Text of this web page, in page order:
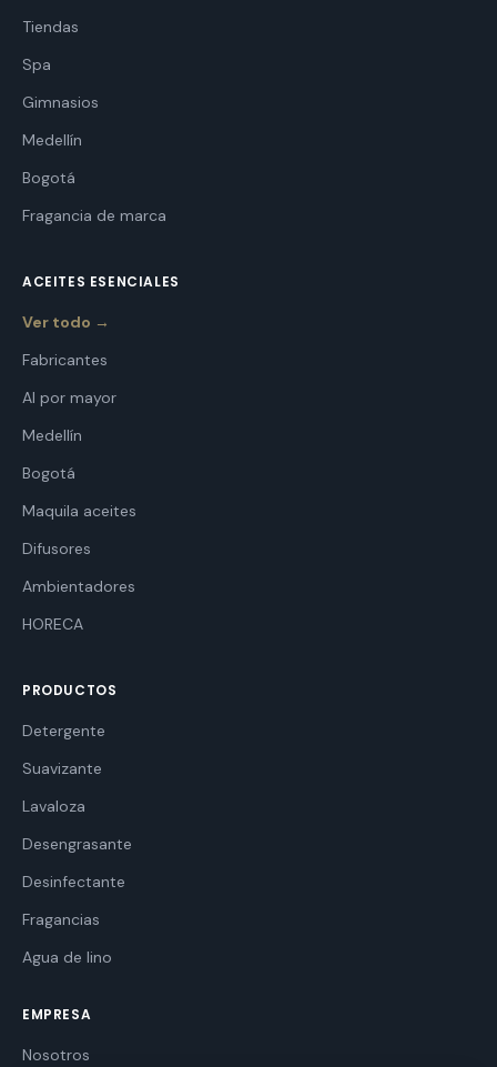
Tiendas
Spa
Gimnasios
Medellín
Bogotá
Fragancia de marca
ACEITES ESENCIALES
Ver todo →
Fabricantes
Al por mayor
Medellín
Bogotá
Maquila aceites
Difusores
Ambientadores
HORECA
PRODUCTOS
Detergente
Suavizante
Lavaloza
Desengrasante
Desinfectante
Fragancias
Agua de lino
EMPRESA
Nosotros